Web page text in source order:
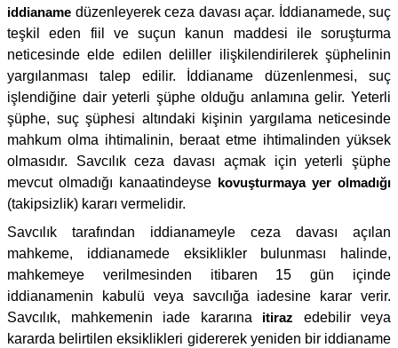
iddianame düzenleyerek ceza davası açar. İddianamede, suç
teşkil eden fiil ve suçun kanun maddesi ile soruşturma
neticesinde elde edilen deliller ilişkilendirilerek şüphelinin
yargılanması talep edilir. İddianame düzenlenmesi, suç
işlendiğine dair yeterli şüphe olduğu anlamına gelir. Yeterli
şüphe, suç şüphesi altındaki kişinin yargılama neticesinde
mahkum olma ihtimalinin, beraat etme ihtimalinden yüksek
olmasıdır. Savcılık ceza davası açmak için yeterli şüphe
mevcut olmadığı kanaatindeyse kovuşturmaya yer olmadığı
(takipsizlik) kararı vermelidir.
Savcılık tarafından iddianameyle ceza davası açılan
mahkeme, iddianamede eksiklikler bulunması halinde,
mahkemeye verilmesinden itibaren 15 gün içinde
iddianamenin kabulü veya savcılığa iadesine karar verir.
Savcılık, mahkemenin iade kararına itiraz edebilir veya
kararda belirtilen eksiklikleri gidererek yeniden bir iddianame